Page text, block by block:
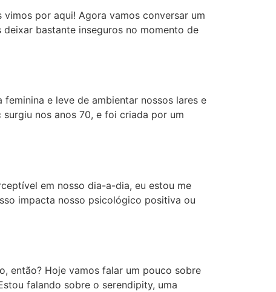
por aqui! Agora vamos conversar um
bastante inseguros no momento de
e leve de ambientar nossos lares e
nos anos 70, e foi criada por um
em nosso dia-a-dia, eu estou me
impacta nosso psicológico positiva ou
então? Hoje vamos falar um pouco sobre
falando sobre o serendipity, uma